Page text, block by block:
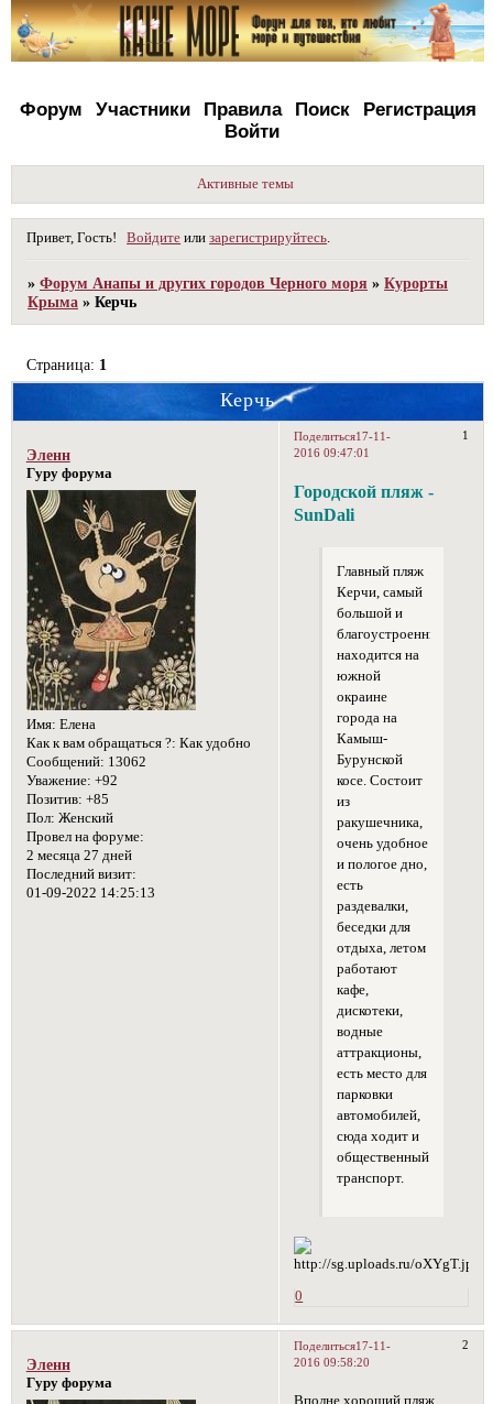
Форум Участники Правила Поиск
Регистрация
Войти
Активные темы
Привет, Гость! Войдите илизарегистрируйтесь
»Форум Анапы и других городов Черного моря »Курорты
Крыма »Керчь
Керчь
Страница: 1
Поделиться 1
17-11-
2016 09:47:01
Эленн
Гуру форума
Имя: Елена
Как к вам обращаться ?: Как удобно
Сообщений: 13062
Уважение: +92
Позитив: +85
Пол: Женский
Провел на форуме:
2 месяца 27 дней
Последний визит:
01-09-2022 14:25:13
Городской пляж -
SunDali
Главный пляж
Керчи, самый
большой и
благоустроенный,
находится на
южной
окраине
города на
Камыш-
Бурунской
косе. Состоит
из
ракушечника,
очень удобное
и пологое дно,
есть
раздевалки,
беседки для
отдыха, летом
работают
кафе,
дискотеки,
водные
аттракционы,
есть место для
парковки
автомобилей,
сюда ходит и
общественный
транспорт.
0
Поделиться 2
17-11-
2016 09:58:20
Эленн
Гуру форума